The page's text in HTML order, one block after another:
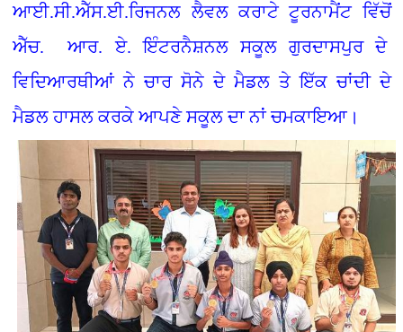
ਆਈ.ਸੀ.ਐੱਸ.ਈ.ਰਿਜਨਲ ਲੈਵਲ ਕਰਾਟੇ ਟੂਰਨਾਮੈਂਟ ਵਿੱਚੋਂ
ਐੱਚ. ਆਰ. ਏ. ਇੰਟਰਨੈਸ਼ਨਲ ਸਕੂਲ ਗੁਰਦਾਸਪੁਰ ਦੇ
ਵਿਦਿਆਰਥੀਆਂ ਨੇ ਚਾਰ ਸੋਨੇ ਦੇ ਮੈਡਲ ਤੇ ਇੱਕ ਚਾਂਦੀ ਦੇ
ਮੈਡਲ ਹਾਸਲ ਕਰਕੇ ਆਪਣੇ ਸਕੂਲ ਦਾ ਨਾਂ ਚਮਕਾਇਆ।